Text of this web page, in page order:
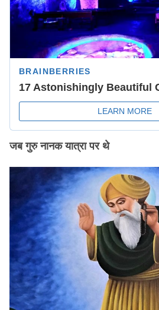
जब गुरु नानक यात्रा पर थे